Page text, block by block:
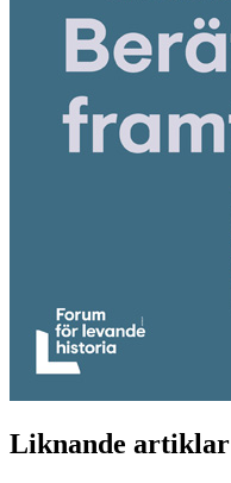
Liknande artiklar